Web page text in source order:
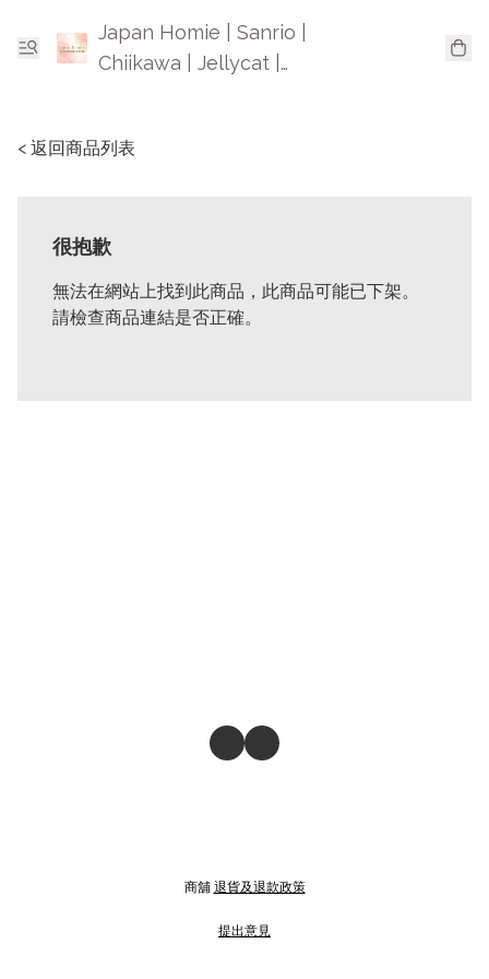
Japan Homie | Sanrio |
Chiikawa | Jellycat |
< 返回商品列表
很抱歉
無法在網站上找到此商品，此商品可能已下架。
請檢查商品連結是否正確。
商舖 退貨及退款政策
提出意見